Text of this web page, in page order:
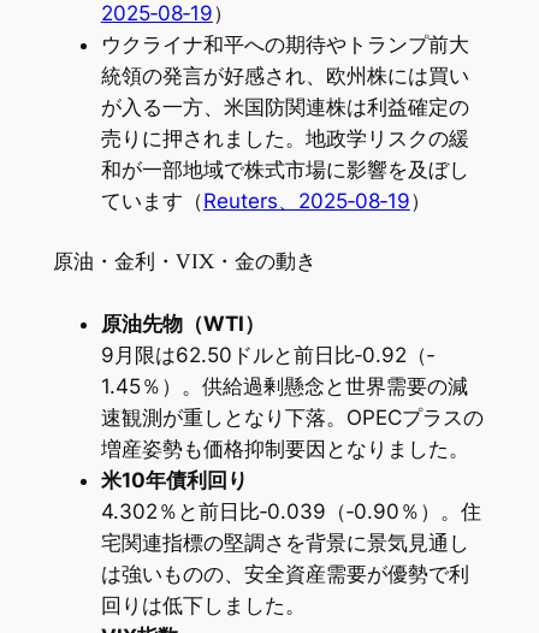
2025‑08‑19）
ウクライナ和平への期待やトランプ前大
統領の発言が好感され、欧州株には買い
が入る一方、米国防関連株は利益確定の
売りに押されました。地政学リスクの緩
和が一部地域で株式市場に影響を及ぼし
ています（Reuters、2025‑08‑19）
原油・金利・VIX・金の動き
原油先物（WTI）
9月限は62.50ドルと前日比‐0.92（‐
1.45％）。供給過剰懸念と世界需要の減
速観測が重しとなり下落。OPECプラスの
増産姿勢も価格抑制要因となりました。
米10年債利回り
4.302％と前日比‐0.039（‐0.90％）。住
宅関連指標の堅調さを背景に景気見通し
は強いものの、安全資産需要が優勢で利
回りは低下しました。